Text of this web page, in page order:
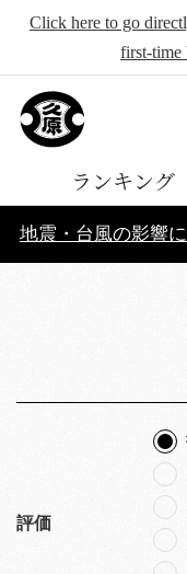
Click here to go
first-time
ランキング
地震・台風の影響
評価